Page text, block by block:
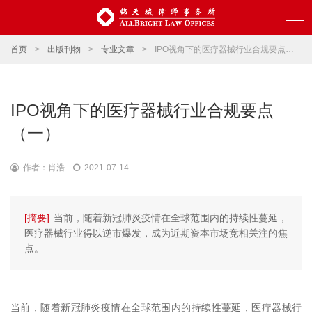
首页 > 出版刊物 > 专业文章 > IPO视角下的医疗器械行业合规要点（一）
IPO视角下的医疗器械行业合规要点
（一）
作者：肖浩 2021-07-14
[摘要] 当前，随着新冠肺炎疫情在全球范围内的持续性蔓延，
医疗器械行业得以逆市爆发，成为近期资本市场竞相关注的焦
点。
当前，随着新冠肺炎疫情在全球范围内的持续性蔓延，医疗器械行